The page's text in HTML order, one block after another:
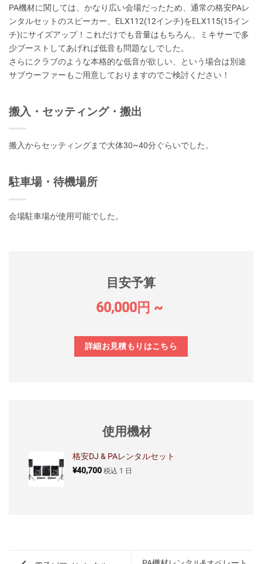
PA機材に関しては、かなり広い会場だったため、通常の格安PAレ
ンタルセットのスピーカー、ELX112(12インチ)をELX115(15イン
チ)にサイズアップ！これだけでも音量はもちろん、ミキサーで多
少ブーストしてあげれば低音も問題なしでした。
さらにクラブのような本格的な低音が欲しい、という場合は別途
サブウーファーもご用意しておりますのでご検討ください！
搬入・セッティング・搬出
搬入からセッティングまで大体30~40分ぐらいでした。
駐車場・待機場所
会場駐車場が使用可能でした。
目安予算
60,000円 ~
詳細お見積もりはこちら
使用機材
格安DJ & PAレンタルセット
¥40,700 税込 1 日